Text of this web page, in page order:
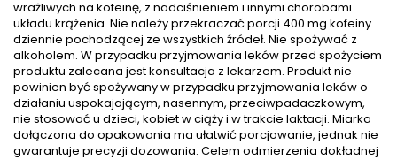
wrażliwych na kofeinę, z nadciśnieniem i innymi chorobami
układu krążenia. Nie należy przekraczać porcji 400 mg kofeiny
dziennie pochodzącej ze wszystkich źródeł. Nie spożywać z
alkoholem. W przypadku przyjmowania leków przed spożyciem
produktu zalecana jest konsultacja z lekarzem. Produkt nie
powinien być spożywany w przypadku przyjmowania leków o
działaniu uspokajającym, nasennym, przeciwpadaczkowym,
nie stosować u dzieci, kobiet w ciąży i w trakcie laktacji. Miarka
dołączona do opakowania ma ułatwić porcjowanie, jednak nie
gwarantuje precyzji dozowania. Celem odmierzenia dokładnej